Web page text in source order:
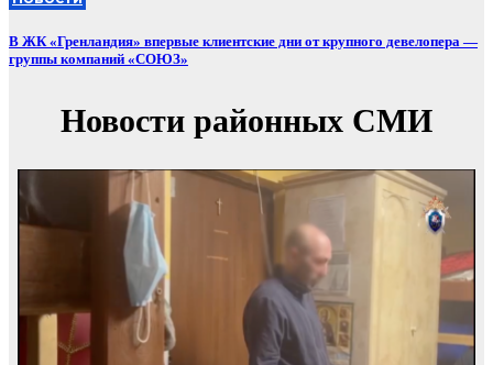
В ЖК «Гренландия» впервые клиентские дни от крупного девелопера —
группы компаний «СОЮЗ»